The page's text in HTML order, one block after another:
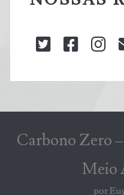
twitter
Carbono Zero
Meio
por